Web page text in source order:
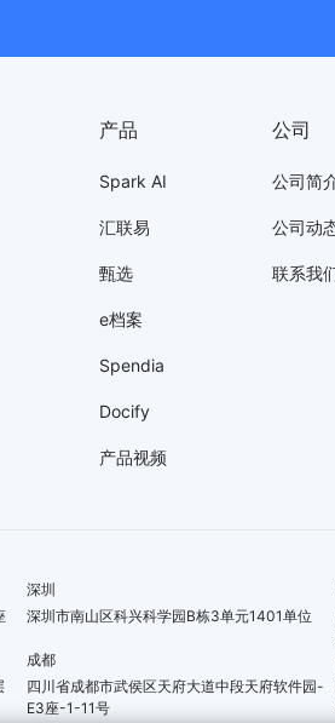
产品
Spark AI
汇联易
甄选
e档案
Spendia
Docify
产品视频
公司
公司简
公司动
联系我
深圳
深圳市南山区科兴科学园B栋3单元1401单位
成都
四川省成都市武侯区天府大道中段天府软件园-
E3座-1-11号